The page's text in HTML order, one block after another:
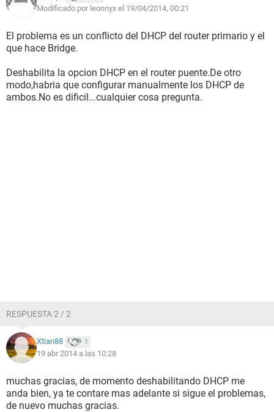
Modificado por leonnyx el 19/04/2014, 00:21
El problema es un conflicto del DHCP del router primario y el
que hace Bridge.
Deshabilita la opcion DHCP en el router puente.De otro
modo,habria que configurar manualmente los DHCP de
ambos.No es dificil...cualquier cosa pregunta.
RESPUESTA 2 / 2
Xtian88 1
19 abr 2014 a las 10:28
muchas gracias, de momento deshabilitando DHCP me
anda bien, ya te contare mas adelante si sigue el problemas,
de nuevo muchas gracias.